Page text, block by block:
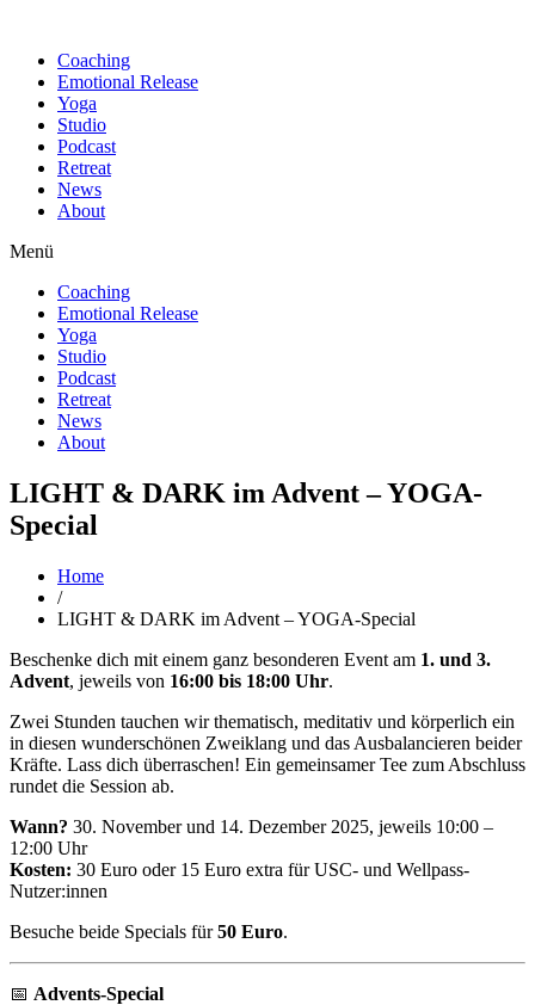
Coaching
Emotional Release
Yoga
Studio
Podcast
Retreat
News
About
Menü
Coaching
Emotional Release
Yoga
Studio
Podcast
Retreat
News
About
LIGHT & DARK im Advent – YOGA-
Special
Home
/
LIGHT & DARK im Advent – YOGA-Special
Beschenke dich mit einem ganz besonderen Event am 1. und 3.
Advent, jeweils von 16:00 bis 18:00 Uhr.
Zwei Stunden tauchen wir thematisch, meditativ und körperlich ein
in diesen wunderschönen Zweiklang und das Ausbalancieren beider
Kräfte. Lass dich überraschen! Ein gemeinsamer Tee zum Abschluss
rundet die Session ab.
Wann? 30. November und 14. Dezember 2025, jeweils 10:00 –
12:00 Uhr
Kosten: 30 Euro oder 15 Euro extra für USC- und Wellpass-
Nutzer:innen
Besuche beide Specials für50 Euro.
📅 Advents-Special